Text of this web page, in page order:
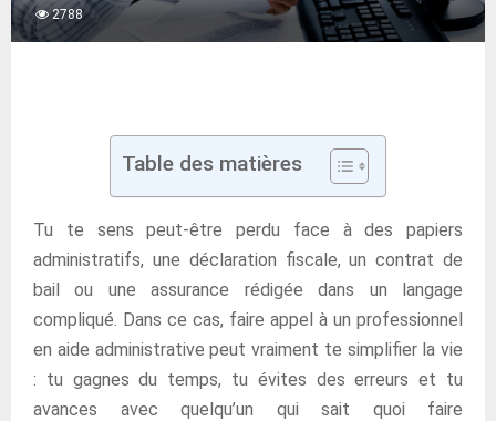
2788
Table des matières
Tu te sens peut-être perdu face à des papiers
administratifs, une déclaration fiscale, un contrat de
bail ou une assurance rédigée dans un langage
compliqué. Dans ce cas, faire appel à un professionnel
en aide administrative peut vraiment te simplifier la vie
: tu gagnes du temps, tu évites des erreurs et tu
avances avec quelqu’un qui sait quoi faire